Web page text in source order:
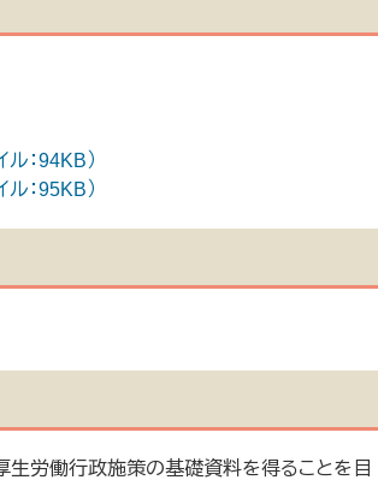
：94KB）
：95KB）
生労働行政施策の基礎資料を得ることを目